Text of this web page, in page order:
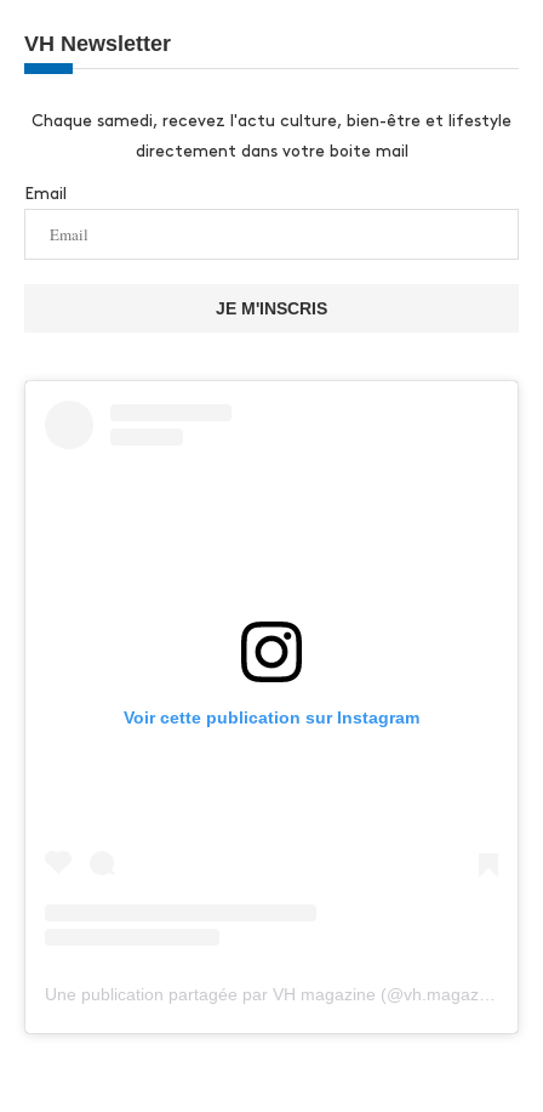
VH Newsletter
Chaque samedi, recevez l'actu culture, bien-être et lifestyle
directement dans votre boite mail
Email
JE M'INSCRIS
Voir cette publication sur Instagram
Une publication partagée par VH magazine (@vh.magazine)